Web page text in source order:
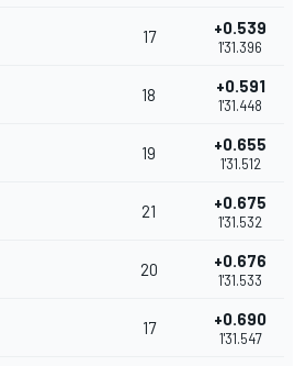
17 +0.539
1'31.396
18 +0.591
1'31.448
19 +0.655
1'31.512
21 +0.675
1'31.532
20 +0.676
1'31.533
17 +0.690
1'31.547